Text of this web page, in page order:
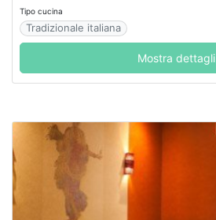
Tipo cucina
Tradizionale italiana
Mostra dettagli